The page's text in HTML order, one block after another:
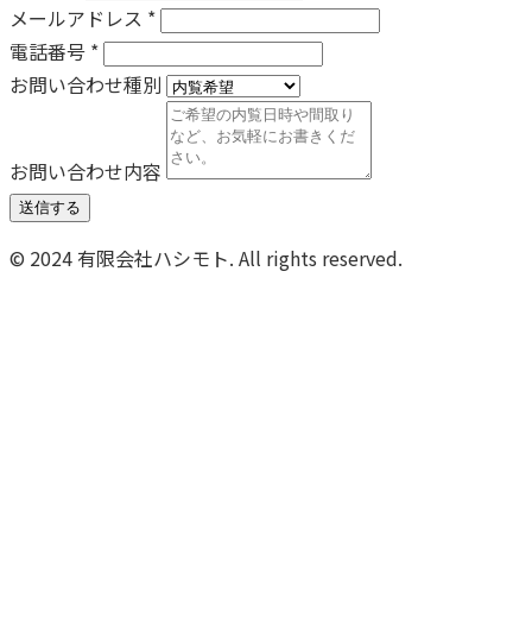
メールアドレス *
電話番号 *
お問い合わせ種別
お問い合わせ内容
送信する
© 2024 有限会社ハシモト. All rights reserved.